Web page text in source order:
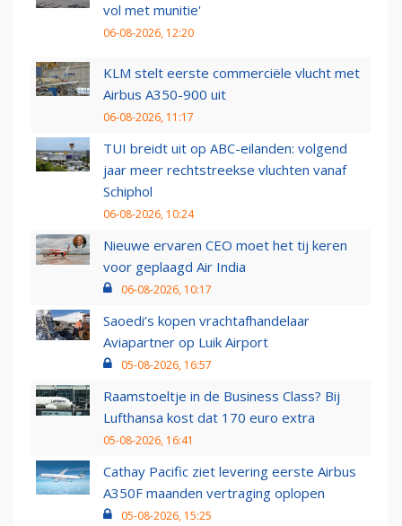
vol met munitie'
06-08-2026, 12:20
KLM stelt eerste commerciële vlucht met
Airbus A350-900 uit
06-08-2026, 11:17
TUI breidt uit op ABC-eilanden: volgend
jaar meer rechtstreekse vluchten vanaf
Schiphol
06-08-2026, 10:24
Nieuwe ervaren CEO moet het tij keren
voor geplaagd Air India
06-08-2026, 10:17
Saoedi’s kopen vrachtafhandelaar
Aviapartner op Luik Airport
05-08-2026, 16:57
Raamstoeltje in de Business Class? Bij
Lufthansa kost dat 170 euro extra
05-08-2026, 16:41
Cathay Pacific ziet levering eerste Airbus
A350F maanden vertraging oplopen
05-08-2026, 15:25